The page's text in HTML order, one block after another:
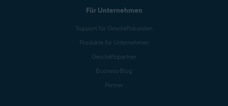
Für Unternehmen
Support für Geschäftskunden
Produkte für Unternehmen
Geschäftspartner
Business-Blog
Partner